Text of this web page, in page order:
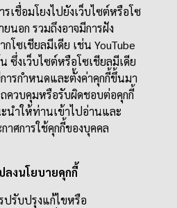
รเชื่อมโยงไปยังเว็บไซต์หรือโซ
นอก รวมถึงอาจมีการฝัง
โซเชียลมีเดีย เช่น YouTube
ซึ่งเว็บไซต์หรือโซเชียลมีเดีย
ารกำหนดและตั้งค่าคุกกี้ขึ้นมา
ถควบคุมหรือรับผิดชอบต่อคุกกี้
นำให้ท่านเข้าไปอ่านและ
ศการใช้คุกกี้ของบุคคล
ลงนโยบายคุกกี้
ปรับปรุงแก้ไขหรือ